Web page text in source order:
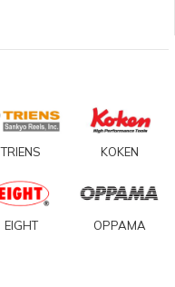
TRIENS KOKEN
EIGHT OPPAMA